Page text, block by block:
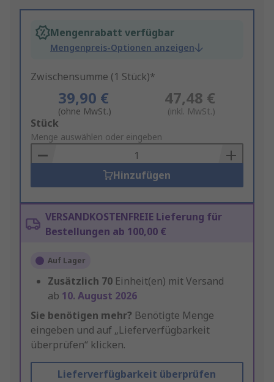
Mengenrabatt verfügbar
Mengenpreis-Optionen anzeigen
Zwischensumme (1 Stück)*
39,90 €
(ohne MwSt.)
47,48 €
(inkl. MwSt.)
Add
to
Basket
Stück
Menge auswählen oder eingeben
Hinzufügen
VERSANDKOSTENFREIE Lieferung für
Bestellungen ab 100,00 €
Auf Lager
Zusätzlich 70 Einheit(en) mit Versand
ab 10. August 2026
Sie benötigen mehr? Benötigte Menge
eingeben und auf „Lieferverfügbarkeit
überprüfen“ klicken.
Lieferverfügbarkeit überprüfen